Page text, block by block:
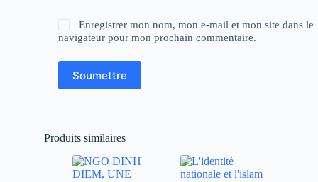
Produits similaires
Enregistrer mon nom, mon e-mail et mon site dans le
navigateur pour mon prochain commentaire.
Soumettre